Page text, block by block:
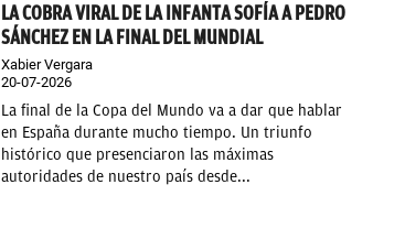
LA COBRA VIRAL DE LA INFANTA SOFÍA A PEDRO
SÁNCHEZ EN LA FINAL DEL MUNDIAL
Xabier Vergara
20-07-2026
La final de la Copa del Mundo va a dar que hablar
en España durante mucho tiempo. Un triunfo
histórico que presenciaron las máximas
autoridades de nuestro país desde...